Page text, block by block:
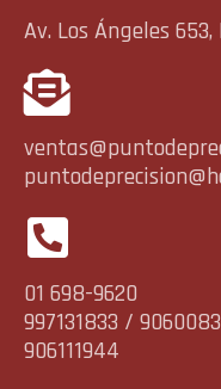
Av. Los Ángeles
01 698-9620
997131833 /
906111944